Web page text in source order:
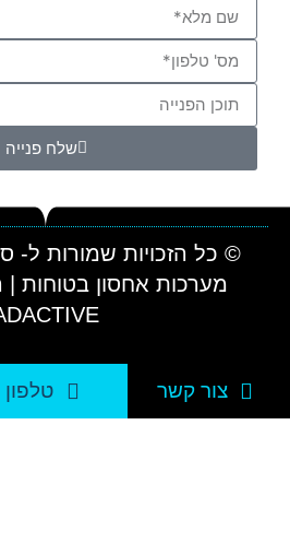
שלח פנייה
© כל הזכויות שמורות ל-
מערכות אחסון בטוחות
צור קשר טלפון